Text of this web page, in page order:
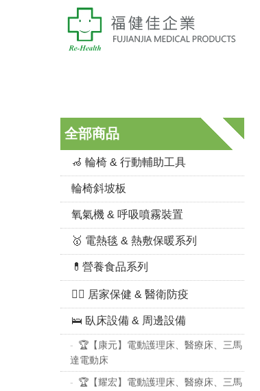
全部商品
🦽 輪椅 & 行動輔助工具
輪椅斜坡板
氧氣機 & 呼吸噴霧裝置
🥇 電熱毯 & 熱敷保暖系列
💊營養食品系列
👨‍⚕️ 居家保健 & 醫衛防疫
🛌 臥床設備 & 周邊設備
🏆【康元】電動護理床、醫療床、三馬
達電動床
🏆【耀宏】電動護理床、醫療床、三馬